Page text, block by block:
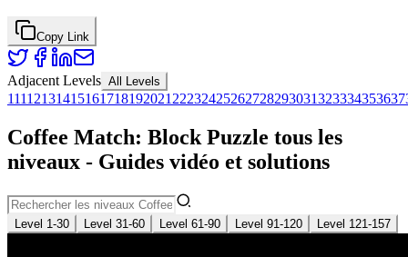
Copy Link
Adjacent Levels All Levels
11112131415161718192021 22232425262728293031323334353637
Coffee Match: Block Puzzle tous les
niveaux - Guides vidéo et solutions
Level 1-30 Level 31-60 Level 61-90 Level 91-120 Level 121-157